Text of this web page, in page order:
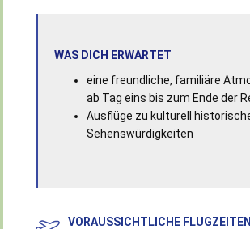
WAS DICH ERWARTET
eine freundliche, familiäre
ab Tag eins bis zum Ende der
Ausflüge zu kulturell
Sehenswürdigkeiten
VORAUSSICHTLICHE FLUGZEITEN